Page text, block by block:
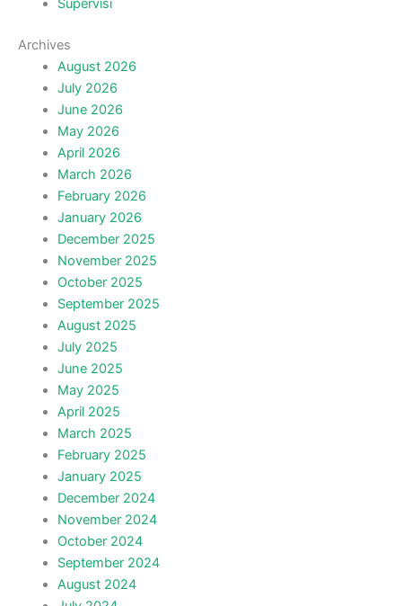
Supervisi
Archives
August 2026
July 2026
June 2026
May 2026
April 2026
March 2026
February 2026
January 2026
December 2025
November 2025
October 2025
September 2025
August 2025
July 2025
June 2025
May 2025
April 2025
March 2025
February 2025
January 2025
December 2024
November 2024
October 2024
September 2024
August 2024